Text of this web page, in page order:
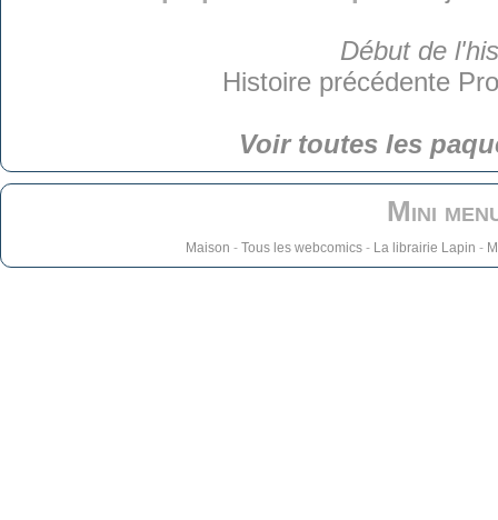
Début de
Histoire précédente
Voir toutes les
Mini
Maison - Tous les webcomics- La librairie Lapin -